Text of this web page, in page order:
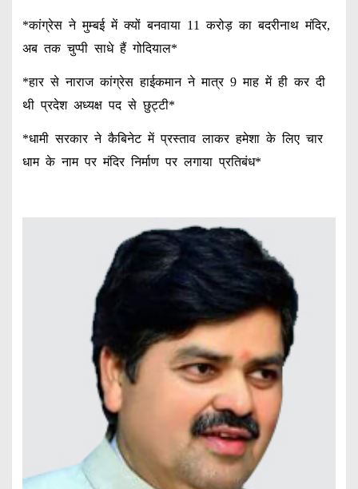
*कांग्रेस ने मुम्बई में क्यों बनवाया 11 करोड़ का बदरीनाथ मंदिर,
अब तक चुप्पी साधे हैं गोदियाल*
*हार से नाराज कांग्रेस हाईकमान ने मात्र 9 माह में ही कर दी
थी प्रदेश अध्यक्ष पद से छुट्टी*
*धामी सरकार ने कैबिनेट में प्रस्ताव लाकर हमेशा के लिए चार
धाम के नाम पर मंदिर निर्माण पर लगाया प्रतिबंध*